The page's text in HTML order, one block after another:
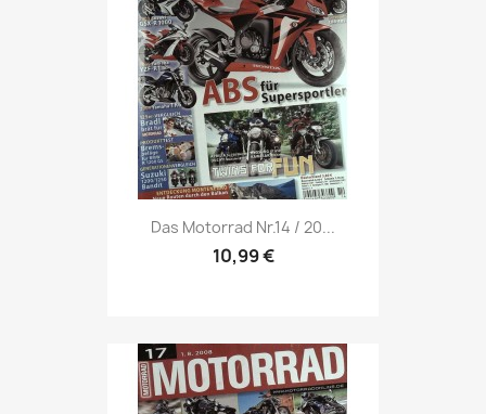
Vorschau
Das Motorrad Nr.14 / 20...
10,99 €